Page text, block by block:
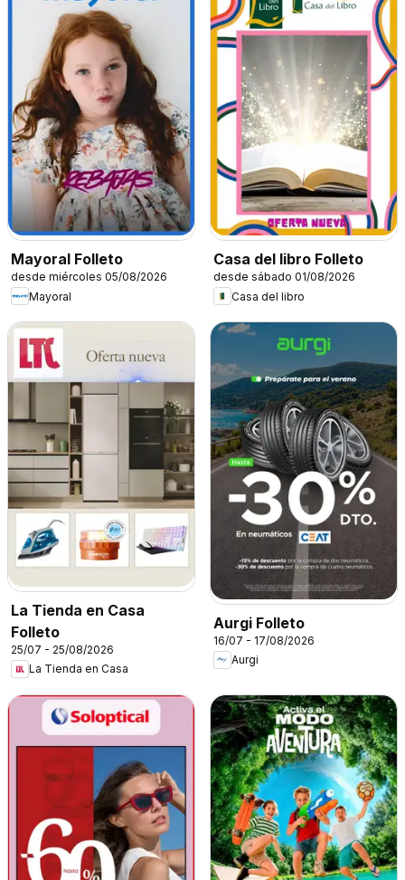
Mayoral Folleto
desde miércoles 05/08/2026
Mayoral
Casa del libro Folleto
desde sábado 01/08/2026
Casa del libro
La Tienda en Casa
Folleto
25/07 - 25/08/2026
La Tienda en Casa
Aurgi Folleto
16/07 - 17/08/2026
Aurgi